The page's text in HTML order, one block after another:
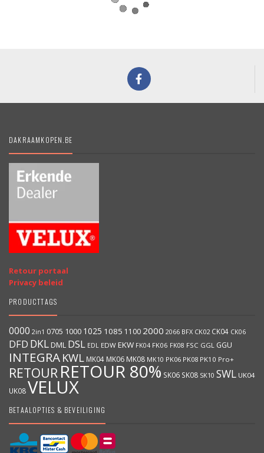
DAKRAAMKOPEN.BE
Retour portaal
Privacy beleid
PRODUCTTAGS
0000 2in1 0705 1000 1025 1085 1100 2000 2066 BFX CK02 CK04 CK06
DFD DKL DML DSL EDL EDW EKW FK04 FK06 FK08 FSC GGL GGU
INTEGRA KWL MK04 MK06 MK08 MK10 PK06 PK08 PK10 Pro+
RETOUR RETOUR 80% SK06 SK08 SK10 SWL UK04
UK08VELUX
BETAALOPTIES & BEVEILIGING